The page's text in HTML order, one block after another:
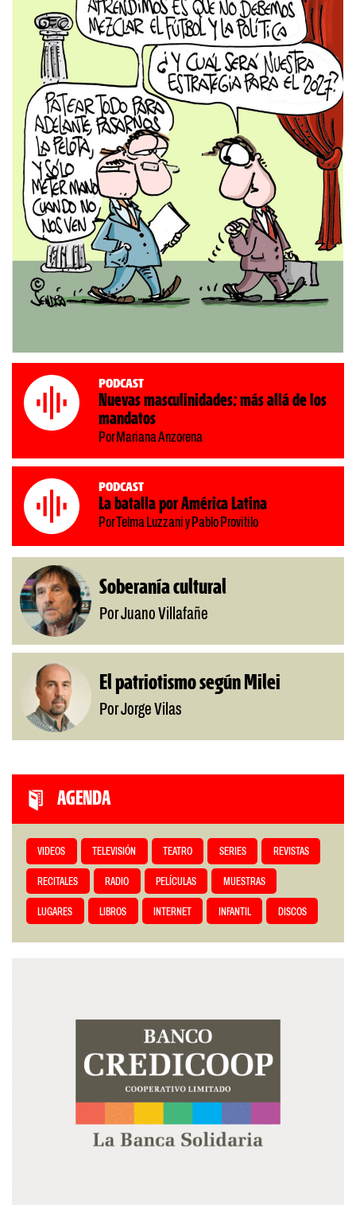
Podcast
Nuevas masculinidades: más allá de los
mandatos
Por Mariana Anzorena
Podcast
La batalla por América Latina
Por Telma Luzzani y Pablo Provitilo
Soberanía cultural
Por Juano Villafañe
El patriotismo según Milei
Por Jorge Vilas
AGENDA
VIDEOS TELEVISIÓN TEATRO SERIES REVISTAS
RECITALES RADIO PELÍCULAS MUESTRAS
LUGARES LIBROS INTERNET INFANTIL DISCOS